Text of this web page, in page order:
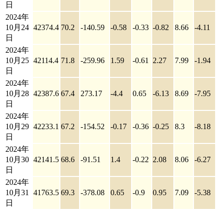
日
2024年
10月24
日
42374.4 70.2 -140.59 -0.58 -0.33 -0.82 8.66 -4.11
2024年
10月25
日
42114.4 71.8 -259.96 1.59 -0.61 2.27 7.99 -1.94
2024年
10月28
日
42387.6 67.4 273.17 -4.4 0.65 -6.13 8.69 -7.95
2024年
10月29
日
42233.1 67.2 -154.52 -0.17 -0.36 -0.25 8.3 -8.18
2024年
10月30
日
42141.5 68.6 -91.51 1.4 -0.22 2.08 8.06 -6.27
2024年
10月31
日
41763.5 69.3 -378.08 0.65 -0.9 0.95 7.09 -5.38